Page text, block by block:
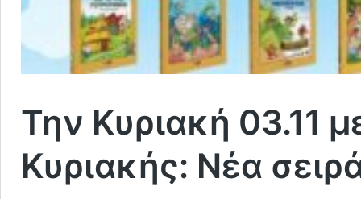
Την Κυριακή 03.11
Κυριακής: Νέα